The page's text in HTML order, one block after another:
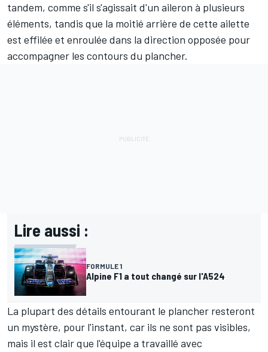
tandem, comme s'il s'agissait d'un aileron à plusieurs
éléments, tandis que la moitié arrière de cette ailette
est effilée et enroulée dans la direction opposée pour
accompagner les contours du plancher.
Lire aussi :
FORMULE 1
Alpine F1 a tout changé sur l'A524
La plupart des détails entourant le plancher resteront
un mystère, pour l'instant, car ils ne sont pas visibles,
mais il est clair que l'équipe a travaillé avec